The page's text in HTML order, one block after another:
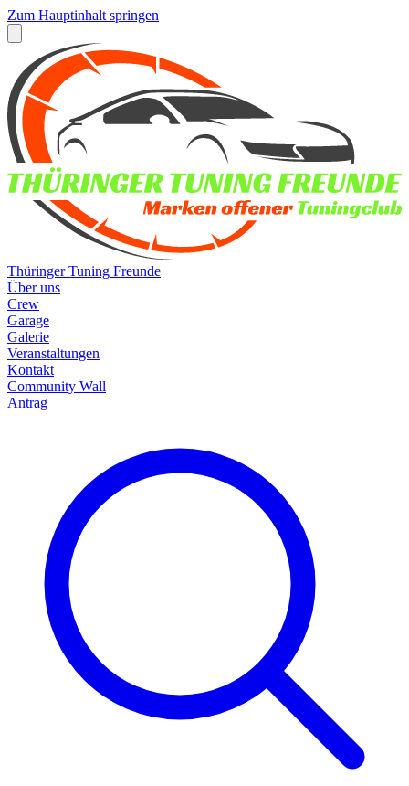
Zum Hauptinhalt springen
Thüringer Tuning Freunde
Über uns
Crew
Garage
Galerie
Veranstaltungen
Kontakt
Community Wall
Antrag